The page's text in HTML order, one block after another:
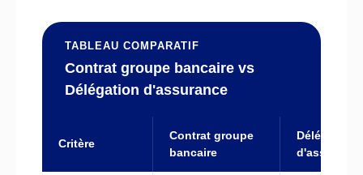
TABLEAU COMPARATIF
Contrat groupe bancaire vs
Délégation d'assurance
Critère
Contrat groupe
bancaire
Délégation
d'assurance